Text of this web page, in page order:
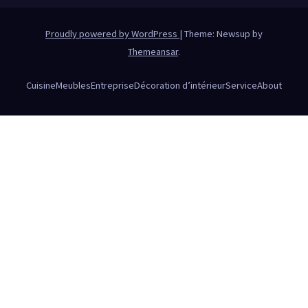
Proudly powered by WordPress | Theme: Newsup by
Themeansar.
CuisineMeublesEntrepriseDécoration d’intérieurServiceAbout